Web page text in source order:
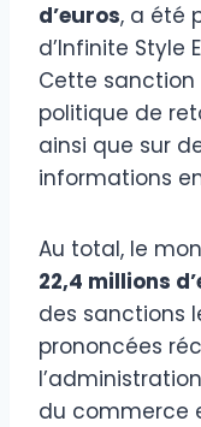
d’euros, a été
d’Infinite Style
Cette
politique de
ainsi que sur
informations
Au total, le
22,4 millions
des sanctions
prononcées
du commerce